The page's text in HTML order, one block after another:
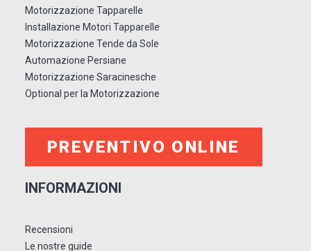
Motorizzazione Tapparelle
Installazione Motori Tapparelle
Motorizzazione Tende da Sole
Automazione Persiane
Motorizzazione Saracinesche
Optional per la Motorizzazione
PREVENTIVO ONLINE
INFORMAZIONI
Recensioni
Le nostre guide